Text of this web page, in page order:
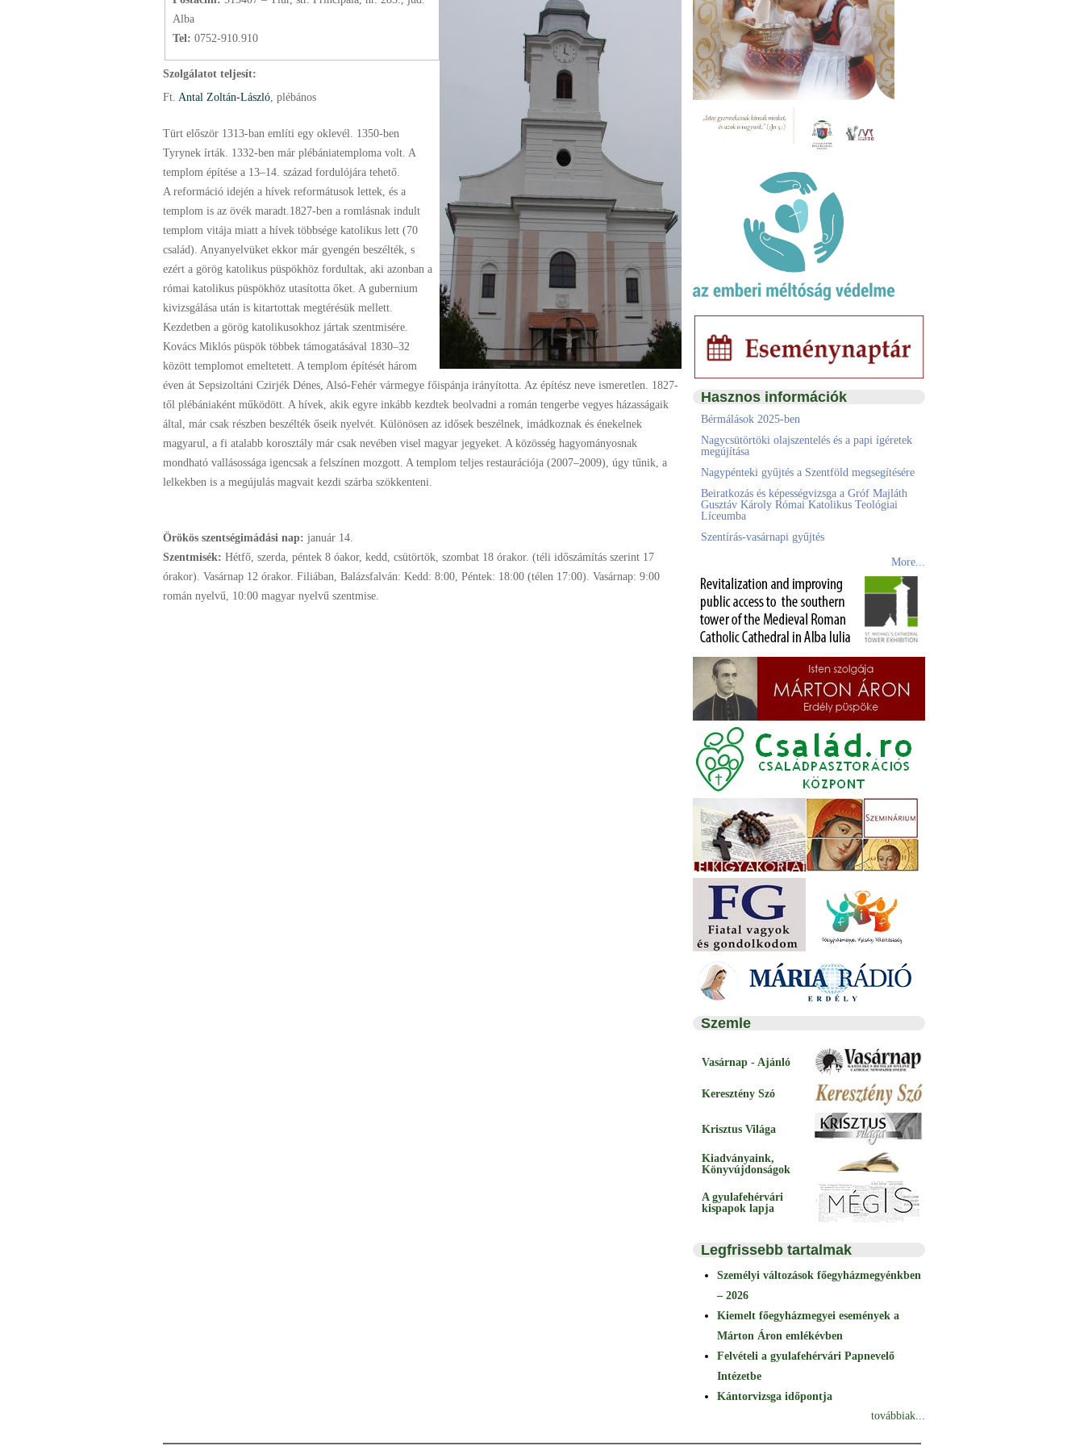
Alba
Tel: 0752-910.910
Szolgálatot teljesít:
Ft. Antal Zoltán-László , plébános
Türt először 1313-ban említi egy oklevél. 1350-ben
Tyrynek írták. 1332-ben már plébániatemploma volt. A
templom építése a 13–14. század fordulójára tehető.
A reformáció idején a hívek reformátusok lettek, és a
templom is az övék maradt.1827-ben a romlásnak indult
templom vitája miatt a hívek többsége katolikus lett (70
család). Anyanyelvüket ekkor már gyengén beszélték, s
ezért a görög katolikus püspökhöz fordultak, aki azonban a
római katolikus püspökhöz utasította őket. A gubernium
kivizsgálása után is kitartottak megtérésük mellett.
Kezdetben a görög katolikusokhoz jártak szentmisére.
Kovács Miklós püspök többek támogatásával 1830–32
között templomot emeltetett. A templom építését három
éven át Sepsizoltáni Czirjék Dénes, Alsó-Fehér vármegye főispánja irányította. Az építész neve ismeretlen. 1827-
től plébániaként működött. A hívek, akik egyre inkább kezdtek beolvadni a román tengerbe vegyes házasságaik
által, már csak részben beszélték őseik nyelvét. Különösen az idősek beszélnek, imádkoznak és énekelnek
magyarul, a fi atalabb korosztály már csak nevében visel magyar jegyeket. A közösség hagyományosnak
mondható vallásossága igencsak a felszínen mozgott. A templom teljes restaurációja (2007–2009), úgy tűnik, a
lelkekben is a megújulás magvait kezdi szárba szökkenteni.
Örökös szentségimádási nap: január 14.
Szentmisék: Hétfő, szerda, péntek 8 óakor, kedd, csütörtök, szombat 18 órakor. (téli időszámítás szerint 17
órakor). Vasárnap 12 órakor. Filiában, Balázsfalván: Kedd: 8:00, Péntek: 18:00 (télen 17:00). Vasárnap: 9:00
román nyelvű, 10:00 magyar nyelvű szentmise.
Hasznos információk
Bérmálások 2025-ben
Nagycsütörtöki olajszentelés és a papi ígéretek
megújítása
Nagypénteki gyűjtés a Szentföld megsegítésére
Beiratkozás és képességvizsga a Gróf Majláth
Gusztáv Károly Római Katolikus Teológiai
Líceumba
Szentírás-vasárnapi gyűjtés
More...
Szemle
Vasárnap - Ajánló
Keresztény Szó
Krisztus Világa
Kiadványaink,
Könyvújdonságok
A gyulafehérvári
kispapok lapja
Legfrissebb tartalmak
Személyi változások főegyházmegyénkben
– 2026
Kiemelt főegyházmegyei események a
Márton Áron emlékévben
Felvételi a gyulafehérvári Papnevelő
Intézetbe
Kántorvizsga időpontja
továbbiak...